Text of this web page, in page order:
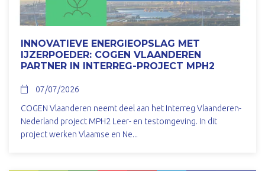
INNOVATIEVE ENERGIEOPSLAG MET
IJZERPOEDER: COGEN VLAANDEREN
PARTNER IN INTERREG-PROJECT MPH2
07/07/2026
COGEN Vlaanderen neemt deel aan het Interreg Vlaanderen-
Nederland project MPH2 Leer- en testomgeving. In dit
project werken Vlaamse en Ne...